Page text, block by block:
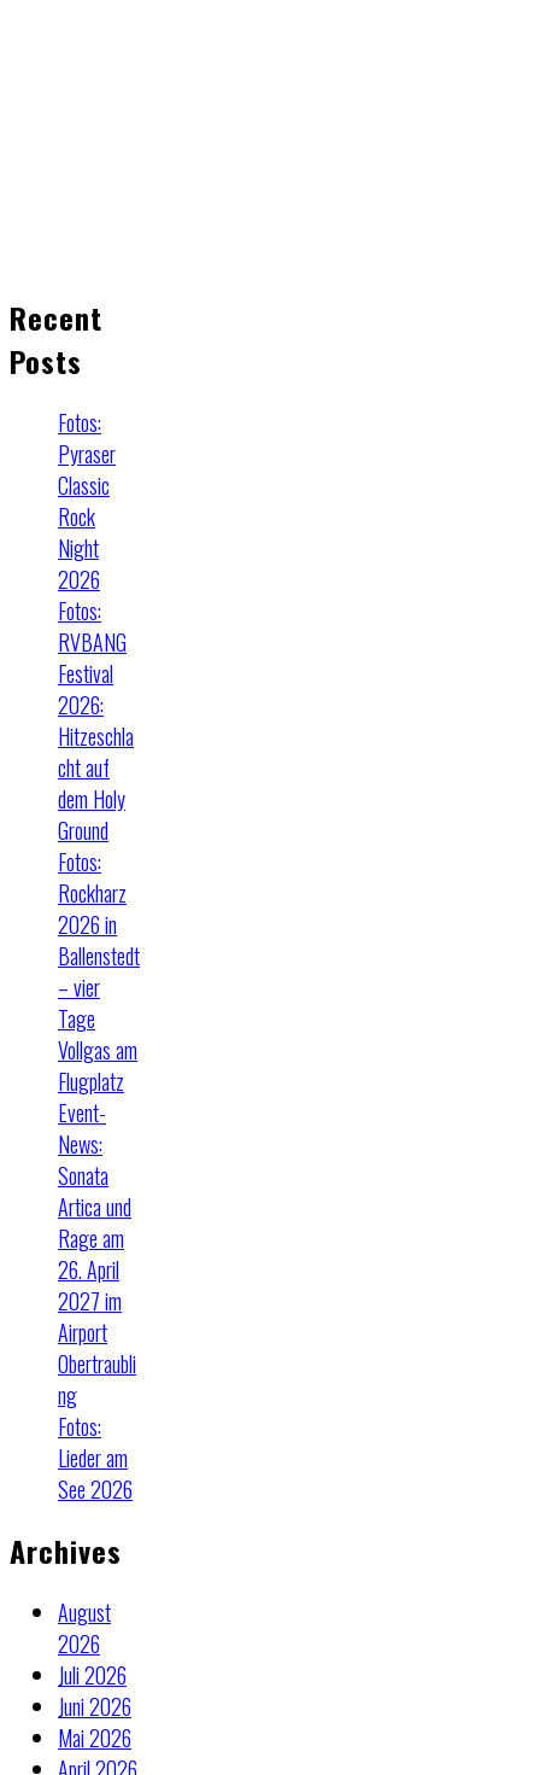
Recent
Posts
Fotos:
Pyraser
Classic
Rock
Night
2026
Fotos:
RVBANG
Festival
2026:
Hitzeschla
cht auf
dem Holy
Ground
Fotos:
Rockharz
2026 in
Ballenstedt
– vier
Tage
Vollgas am
Flugplatz
Event-
News:
Sonata
Artica und
Rage am
26. April
2027 im
Airport
Obertraubli
ng
Fotos:
Lieder am
See 2026
Archives
August
2026
Juli 2026
Juni 2026
Mai 2026